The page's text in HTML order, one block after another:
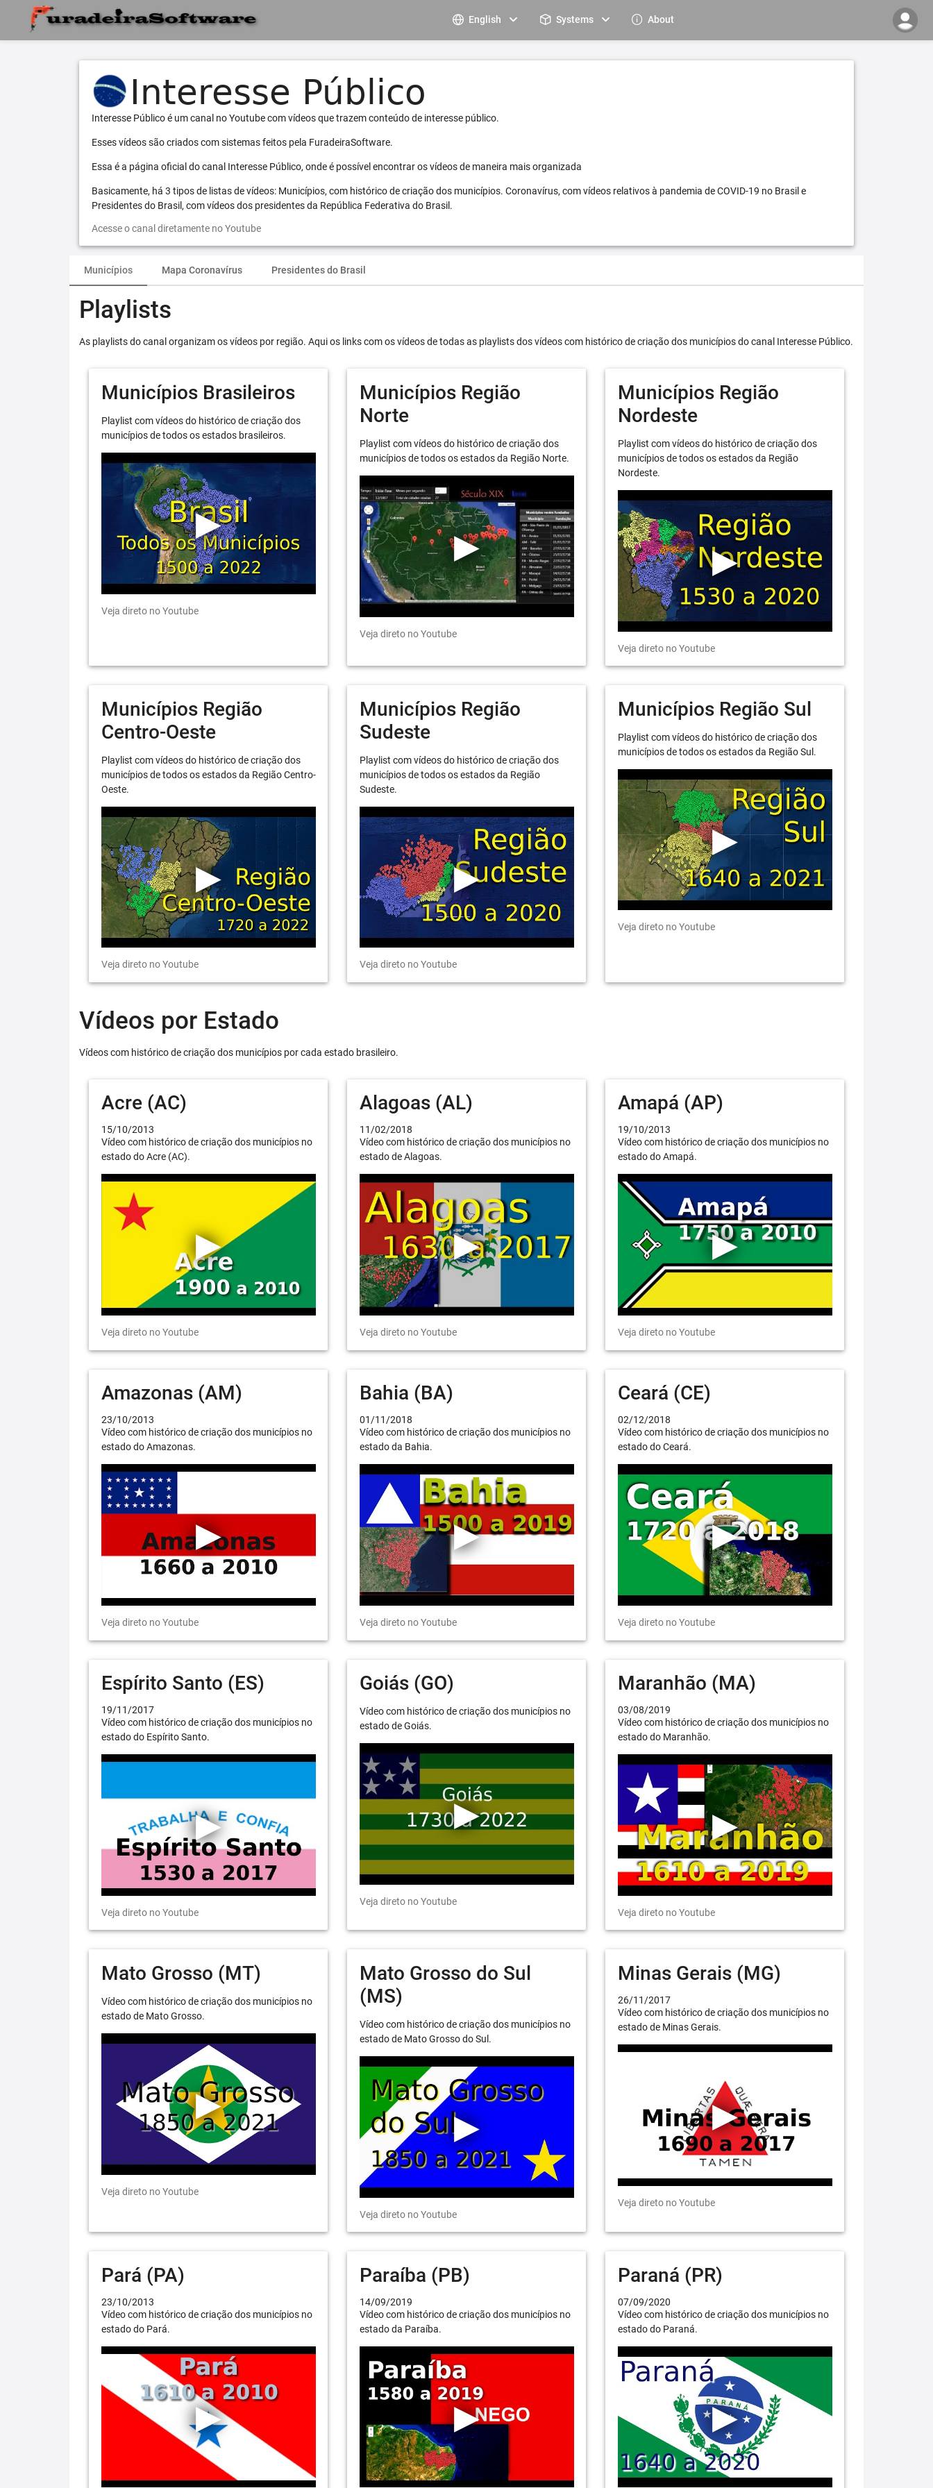
English Systems About
Interesse Público é um canal no Youtube com vídeos que trazem conteúdo de interesse público.
Esses vídeos são criados com sistemas feitos pela FuradeiraSoftware.
Essa é a página oficial do canal Interesse Público, onde é possível encontrar os vídeos de maneira mais organizada
Basicamente, há 3 tipos de listas de vídeos: Municípios, com histórico de criação dos municípios. Coronavírus, com vídeos relativos à pandemia de COVID-19 no Brasil e
Presidentes do Brasil, com vídeos dos presidentes da República Federativa do Brasil.
Acesse o canal diretamente no Youtube
Municípios Mapa Coronavírus Presidentes do Brasil
Playlists
As playlists do canal organizam os vídeos por região. Aqui os links com os vídeos de todas as playlists dos vídeos com histórico de criação dos municípios do canal Interesse Público.
Municípios Brasileiros
Playlist com vídeos do histórico de criação dos
municípios de todos os estados brasileiros.
Veja direto no Youtube
Municípios Região
Norte
Playlist com vídeos do histórico de criação dos
municípios de todos os estados da Região Norte.
Veja direto no Youtube
Municípios Região
Nordeste
Playlist com vídeos do histórico de criação dos
municípios de todos os estados da Região
Nordeste.
Veja direto no Youtube
Municípios Região
Centro-Oeste
Playlist com vídeos do histórico de criação dos
municípios de todos os estados da Região Centro-
Oeste.
Veja direto no Youtube
Municípios Região
Sudeste
Playlist com vídeos do histórico de criação dos
municípios de todos os estados da Região
Sudeste.
Veja direto no Youtube
Municípios Região Sul
Playlist com vídeos do histórico de criação dos
municípios de todos os estados da Região Sul.
Veja direto no Youtube
Vídeos por Estado
Vídeos com histórico de criação dos municípios por cada estado brasileiro.
Acre (AC)
15/10/2013
Vídeo com histórico de criação dos municípios no
estado do Acre (AC).
Veja direto no Youtube
Alagoas (AL)
11/02/2018
Vídeo com histórico de criação dos municípios no
estado de Alagoas.
Veja direto no Youtube
Amapá (AP)
19/10/2013
Vídeo com histórico de criação dos municípios no
estado do Amapá.
Veja direto no Youtube
Amazonas (AM)
23/10/2013
Vídeo com histórico de criação dos municípios no
estado do Amazonas.
Veja direto no Youtube
Bahia (BA)
01/11/2018
Vídeo com histórico de criação dos municípios no
estado da Bahia.
Veja direto no Youtube
Ceará (CE)
02/12/2018
Vídeo com histórico de criação dos municípios no
estado do Ceará.
Veja direto no Youtube
Espírito Santo (ES)
19/11/2017
Vídeo com histórico de criação dos municípios no
estado do Espírito Santo.
Veja direto no Youtube
Goiás (GO)
Vídeo com histórico de criação dos municípios no
estado de Goiás.
Veja direto no Youtube
Maranhão (MA)
03/08/2019
Vídeo com histórico de criação dos municípios no
estado do Maranhão.
Veja direto no Youtube
Mato Grosso (MT)
Vídeo com histórico de criação dos municípios no
estado de Mato Grosso.
Veja direto no Youtube
Mato Grosso do Sul
(MS)
Vídeo com histórico de criação dos municípios no
estado de Mato Grosso do Sul.
Veja direto no Youtube
Minas Gerais (MG)
26/11/2017
Vídeo com histórico de criação dos municípios no
estado de Minas Gerais.
Veja direto no Youtube
Pará (PA)
23/10/2013
Vídeo com histórico de criação dos municípios no
estado do Pará.
Paraíba (PB)
14/09/2019
Vídeo com histórico de criação dos municípios no
estado da Paraíba.
Paraná (PR)
07/09/2020
Vídeo com histórico de criação dos municípios no
estado do Paraná.